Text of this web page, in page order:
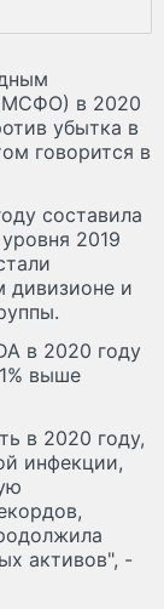
(МСФО) в 2020
убытка в
говорится в
составила
2019
дивизионе и
в 2020 году
выше
в 2020 году,
инфекции,
активов", -